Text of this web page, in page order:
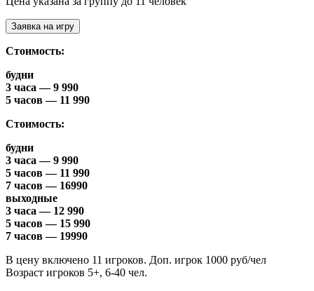
Заявка на игру
Стоимость:
будни
3 часа — 9 990
5 часов — 11 990
Стоимость:
будни
3 часа — 9 990
5 часов — 11 990
7 часов — 16990
выходные
3 часа — 12 990
5 часов — 15 990
7 часов — 19990
В цену включено 11 игроков. Доп. игрок 1000 руб/чел
Возраст игроков 5+, 6-40 чел.